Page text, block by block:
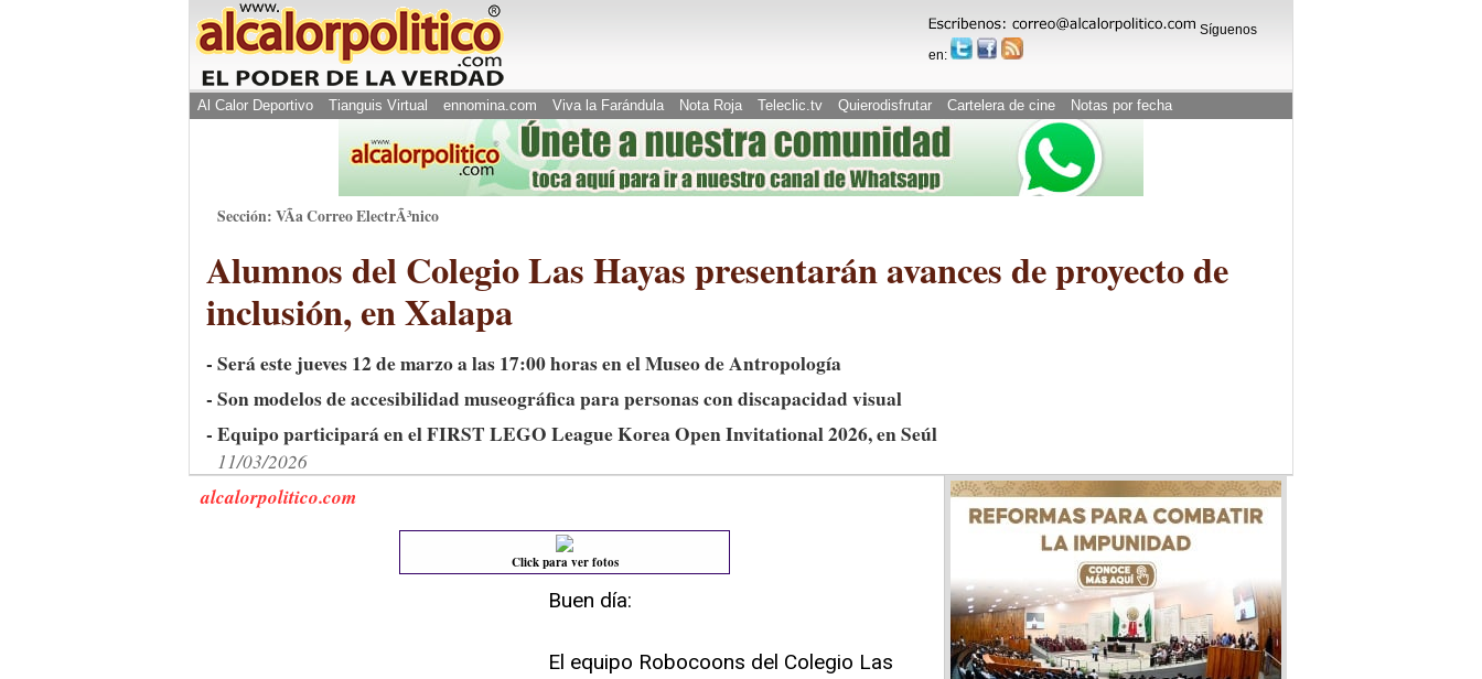
Síguenos
en:
Al Calor Deportivo Tianguis Virtual ennomina.com Viva la Farándula Nota Roja Teleclic.tv Quierodisfrutar Cartelera de cine Notas por fecha
Sección: VÃ­a Correo ElectrÃ³nico
Alumnos del Colegio Las Hayas presentarán avances de proyecto de
inclusión, en Xalapa
- Será este jueves 12 de marzo a las 17:00 horas en el Museo de Antropología
- Son modelos de accesibilidad museográfica para personas con discapacidad visual
- Equipo participará en el FIRST LEGO League Korea Open Invitational 2026, en Seúl
11/03/2026
alcalorpolitico.com
Click para ver fotos
Buen día:
El equipo Robocoons del Colegio Las